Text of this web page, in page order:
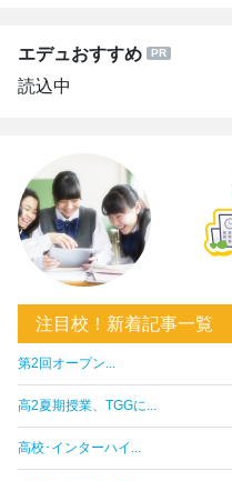
エデュおすすめ
読込中
注目校！新着記事一覧
第2回オープン...
高2夏期授業、TGGに...
高校･インターハイ...